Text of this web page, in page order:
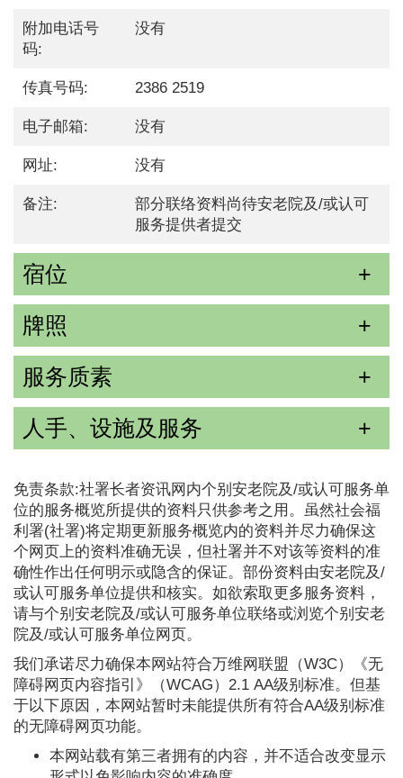
附加电话号
码:
没有
传真号码: 2386 2519
电子邮箱: 没有
网址: 没有
备注:
部分联络资料尚待安老院及/或认可
服务提供者提交
宿位
牌照
服务质素
人手、设施及服务
免责条款:社署长者资讯网内个别安老院及/或认可服务单
位的服务概览所提供的资料只供参考之用。虽然社会福
利署(社署)将定期更新服务概览内的资料并尽力确保这
个网页上的资料准确无误，但社署并不对该等资料的准
确性作出任何明示或隐含的保证。部份资料由安老院及/
或认可服务单位提供和核实。如欲索取更多服务资料，
请与个别安老院及/或认可服务单位联络或浏览个别安老
院及/或认可服务单位网页。
我们承诺尽力确保本网站符合万维网联盟（W3C）《无
障碍网页内容指引》（WCAG）2.1 AA级别标准。但基
于以下原因，本网站暂时未能提供所有符合AA级别标准
的无障碍网页功能。
本网站载有第三者拥有的内容，并不适合改变显示